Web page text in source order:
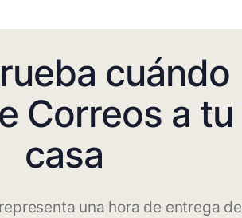
cuándo
Correos a tu
casa
una hora de entrega de